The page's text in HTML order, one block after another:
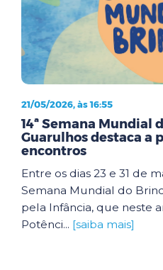
21/05/2026, às 16:55
14ª Semana Mundial
Guarulhos destaca a
encontros
Entre os dias 23 e 31 de
Semana Mundial do
pela Infância, que neste
Potênci... [saiba mais]